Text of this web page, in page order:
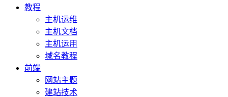
教程
主机运维
主机文档
主机运用
域名教程
前端
网站主题
建站技术